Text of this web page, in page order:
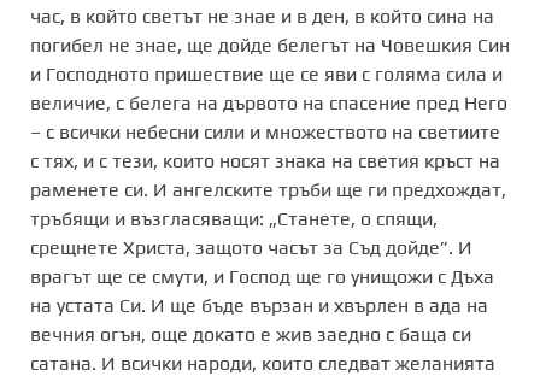
час, в който светът не знае и в ден, в който сина на
погибел не знае, ще дойде белегът на Човешкия Син
и Господното пришествие ще се яви с голяма сила и
величие, с белега на дървото на спасение пред Него
– с всички небесни сили и множеството на светиите
с тях, и с тези, които носят знака на светия кръст на
раменете си. И ангелските тръби ще ги предхождат,
тръбящи и възгласяващи: „Станете, о спящи,
срещнете Христа, защото часът за Съд дойде”. И
врагът ще се смути, и Господ ще го унищожи с Дъха
на устата Си. И ще бъде вързан и хвърлен в ада на
вечния огън, още докато е жив заедно с баща си
сатана. И всички народи, които следват желанията